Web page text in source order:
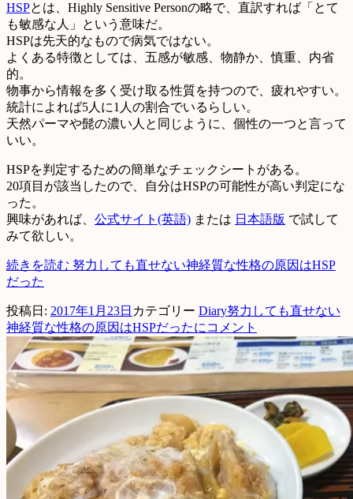
HSPとは、Highly Sensitive Personの略で、直訳すれば「とて
も敏感な人」という意味だ。
HSPは先天的なもので病気ではない。
よくある特徴としては、五感が敏感、物静か、慎重、内省
的。
物事から情報を多く受け取る性質を持つので、疲れやすい。
統計によれば5人に1人の割合でいるらしい。
天然パーマや髭の濃い人と同じように、個性の一つと言って
いい。
HSPを判定するための簡単なチェックシートがある。
20項目が該当したので、自分はHSPの可能性が高い判定にな
った。
興味があれば、 公式サイト(英語) または 日本語版 で試して
みて欲しい。
続きを読む 努力しても直せない神経質な性格の原因はHSP
だった
投稿日: 2017年1月23日 カテゴリー Diary努力しても直せない
神経質な性格の原因はHSPだったに コメント